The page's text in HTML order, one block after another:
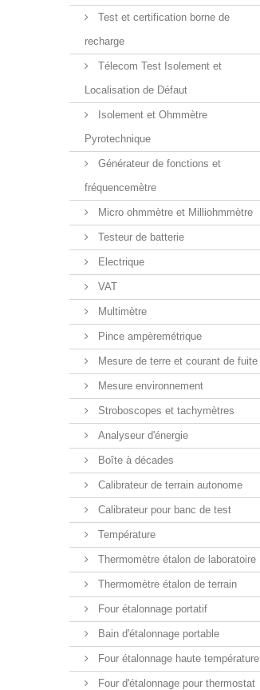
Test et certification borne de
recharge
Télecom Test Isolement et
Localisation de Défaut
Isolement et Ohmmètre
Pyrotechnique
Générateur de fonctions et
fréquencemètre
Micro ohmmètre et Milliohmmètre
Testeur de batterie
Electrique
VAT
Multimètre
Pince ampèremétrique
Mesure de terre et courant de fuite
Mesure environnement
Stroboscopes et tachymètres
Analyseur d'énergie
Boîte à décades
Calibrateur de terrain autonome
Calibrateur pour banc de test
Température
Thermomètre étalon de laboratoire
Thermomètre étalon de terrain
Four étalonnage portatif
Bain d'étalonnage portable
Four étalonnage haute température
Four d'étalonnage pour thermostat